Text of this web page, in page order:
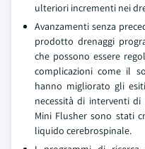
ulteriori incrementi nei
Avanzamenti senza
prodotto drenaggi
che possono essere
complicazioni come il
hanno migliorato gli
necessità di interventi
Mini Flusher sono stati
liquido cerebrospinale.